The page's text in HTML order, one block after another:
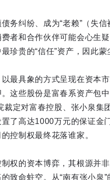
务纠纷、成为“老赖”（失
者和合作伙伴可能会心生
珍贵的“信任”资产，因此蒙
最具象的方式呈现在资本
这些股份是富春系资产包
裁定对富春控股、张小泉集
了高达1000万元的保证金
控制权最终花落谁家。
权的资本博弈，其根源并
致命蛀空。从“南有张小泉